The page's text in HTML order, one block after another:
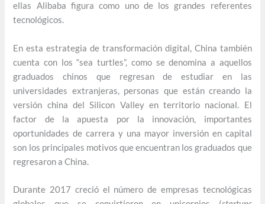
ellas Alibaba figura como uno de los grandes referentes
tecnológicos.
En esta estrategia de transformación digital, China también
cuenta con los “sea turtles”, como se denomina a aquellos
graduados chinos que regresan de estudiar en las
universidades extranjeras, personas que están creando la
versión china del Silicon Valley en territorio nacional. El
factor de la apuesta por la innovación, importantes
oportunidades de carrera y una mayor inversión en capital
son los principales motivos que encuentran los graduados que
regresaron a China.
Durante 2017 creció el número de empresas tecnológicas